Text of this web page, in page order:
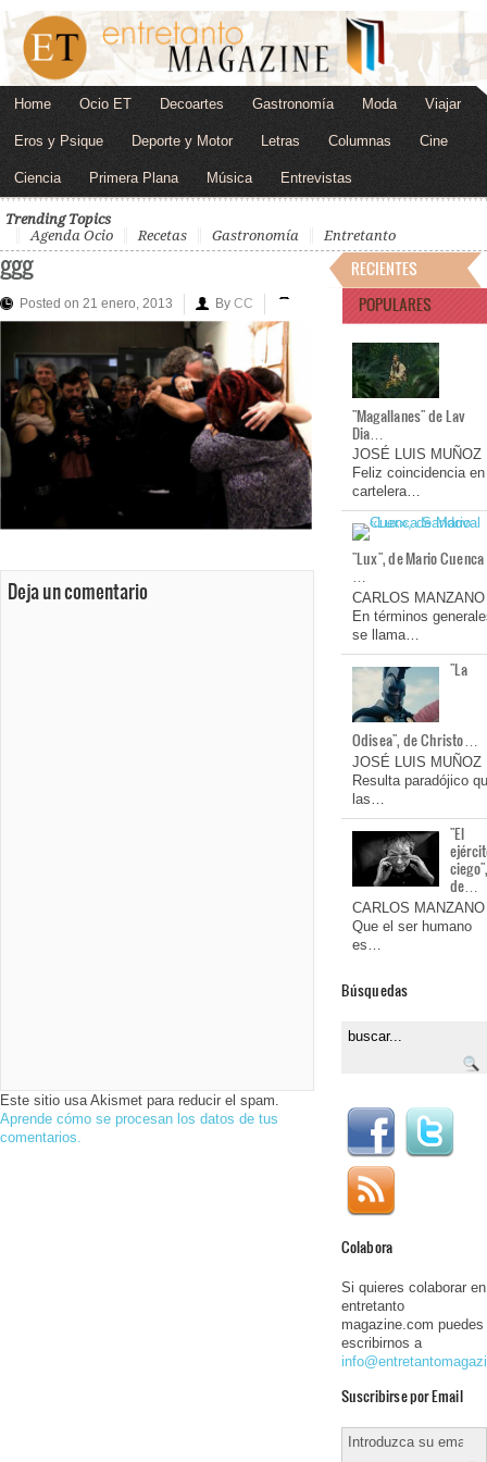
Home Ocio ET Decoartes Gastronomía Moda Viajar
Eros y Psique Deporte y Motor Letras Columnas Cine
Ciencia Primera Plana Música Entrevistas
Trending Topics
Agenda Ocio
Recetas Gastronomía Entretanto
ggg
Posted on 21 enero, 2013 By CC
Deja un comentario
Este sitio usa Akismet para reducir el spam.
Aprende cómo se procesan los datos de tus
comentarios.
RECIENTES
POPULARES
"Magallanes" de Lav
Dia…
JOSÉ LUIS MUÑOZ
Feliz coincidencia en
cartelera…
"Lux", de Mario Cuenca
…
CARLOS MANZANO
En términos
se llama…
"La
Odisea", de Christo…
JOSÉ LUIS MUÑOZ
Resulta paradójico
las…
"El
de…
CARLOS MANZANO
Que el ser humano
es…
Búsquedas
Colabora
Si quieres colaborar en
entretanto
magazine.com puedes
escribirnos a
Suscribirse por Email